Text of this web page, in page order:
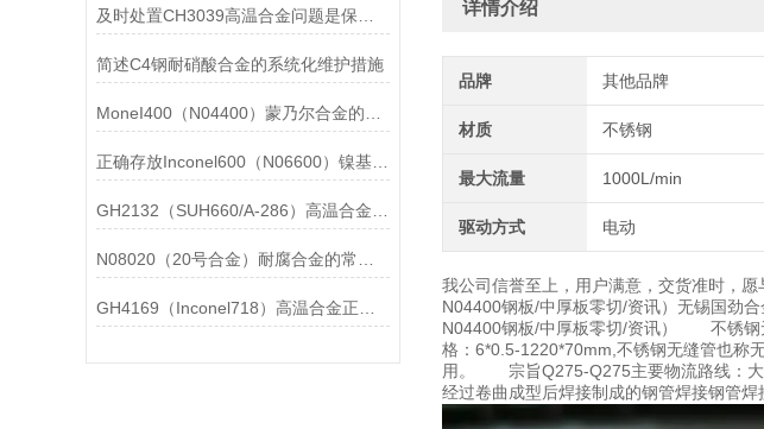
简述C4钢耐硝酸合金的系统化维护措施
正确存放Inconel600（N06600）镍基合金的重要性介绍
详情介绍
品牌 其他品牌
材质 不锈钢
最大流量 1000L/min
驱动方式 电动
我公司信誉至上，用户满意，交货准时，愿
N04400钢板/中厚板零切/资讯）无锡国劲
N04400钢板/中厚板零切/资讯） 不锈钢
格：6*0.5-1220*70mm,不锈钢无缝管也称
用。 宗旨Q275-Q275主要物流路线：大
经过卷曲成型后焊接制成的钢管焊接钢管